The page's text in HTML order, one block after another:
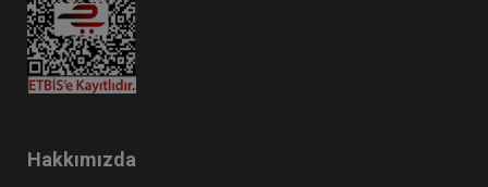
Hakkımızda